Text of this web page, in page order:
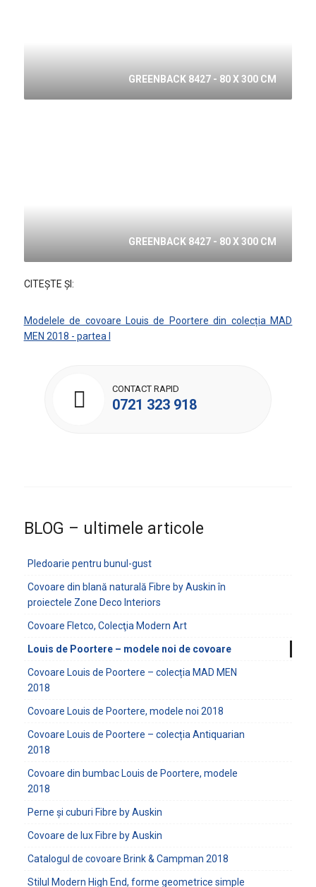
GREENBACK 8427 - 80 X 300 CM
GREENBACK 8427 - 80 X 300 CM
CITEȘTE ȘI:
Modelele de covoare Louis de Poortere din colecția MAD
MEN 2018 - partea I
CONTACT RAPID
0721 323 918
BLOG – ultimele articole
Pledoarie pentru bunul-gust
Covoare din blană naturală Fibre by Auskin în
proiectele Zone Deco Interiors
Covoare Fletco, Colecţia Modern Art
Louis de Poortere – modele noi de covoare
Covoare Louis de Poortere – colecția MAD MEN
2018
Covoare Louis de Poortere, modele noi 2018
Covoare Louis de Poortere – colecția Antiquarian
2018
Covoare din bumbac Louis de Poortere, modele
2018
Perne și cuburi Fibre by Auskin
Covoare de lux Fibre by Auskin
Catalogul de covoare Brink & Campman 2018
Stilul Modern High End, forme geometrice simple